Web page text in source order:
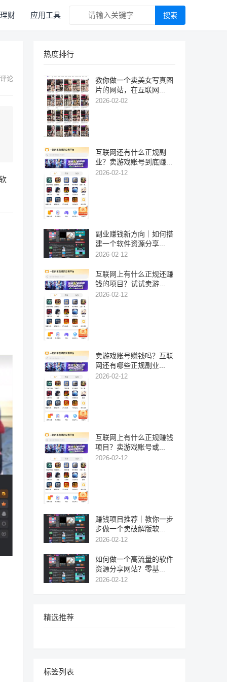
财 应用工具 搜索
论
热度排行
教你做一个卖美女写真图
片的网站，在互联网...
2026-02-02
互联网还有什么正规副
业？卖游戏账号到底赚...
2026-02-12
副业赚钱新方向｜如何搭
建一个软件资源分享...
2026-02-12
互联网上有什么正规还赚
钱的项目？试试卖游...
2026-02-12
卖游戏账号赚钱吗？互联
网还有哪些正规副业...
2026-02-12
互联网上有什么正规赚钱
项目？卖游戏账号或...
2026-02-12
赚钱项目推荐｜教你一步
步做一个卖破解版软...
2026-02-12
如何做一个高流量的软件
资源分享网站？零基...
2026-02-12
精选推荐
标签列表